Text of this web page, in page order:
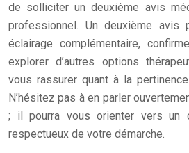
de solliciter un deuxième avis
professionnel. Un deuxième avis
éclairage complémentaire,
explorer d’autres options
vous rassurer quant à la
N’hésitez pas à en parler
; il pourra vous orienter vers un
respectueux de votre démarche.